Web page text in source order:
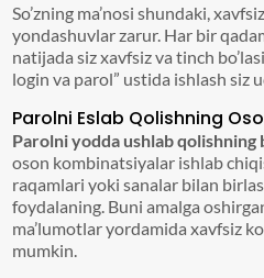
So’zning ma’nosi shundaki,
yondashuvlar zarur. Har bir
natijada siz xavfsiz va tinch
login va parol” ustida ishlash siz
Parolni Eslab Qolishning
Parolni yodda ushlab qolishning
oson kombinatsiyalar ishlab
raqamlari yoki sanalar bilan
foydalaning. Buni amalga
ma’lumotlar yordamida xavfsiz
mumkin.